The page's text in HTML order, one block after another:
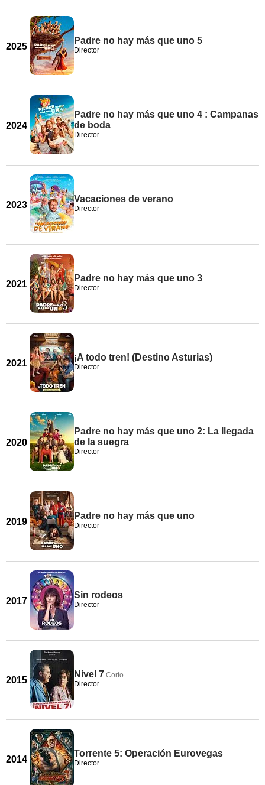
2025
Padre no hay más que uno 5
Director
2024
Padre no hay más que uno 4 : Campanas
de boda
Director
2023
Vacaciones de verano
Director
2021
Padre no hay más que uno 3
Director
2021
¡A todo tren! (Destino Asturias)
Director
2020
Padre no hay más que uno 2: La llegada
de la suegra
Director
2019
Padre no hay más que uno
Director
2017
Sin rodeos
Director
2015
Nivel 7 Corto
Director
2014
Torrente 5: Operación Eurovegas
Director